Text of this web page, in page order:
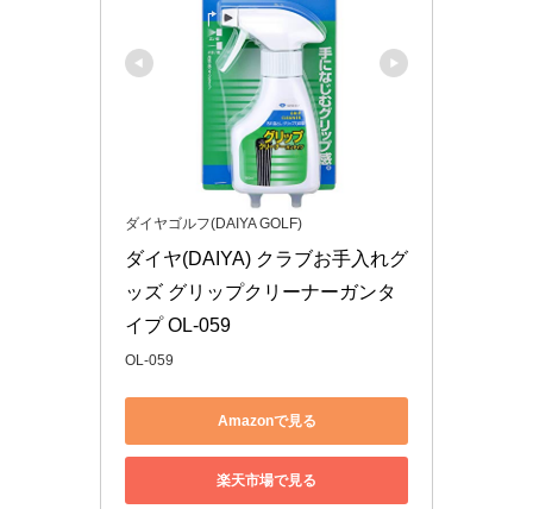
ダイヤゴルフ(DAIYA GOLF)
ダイヤ(DAIYA) クラブお手入れグ
ッズ グリップクリーナーガンタ
イプ OL-059
OL-059
Amazonで見る
楽天市場で見る